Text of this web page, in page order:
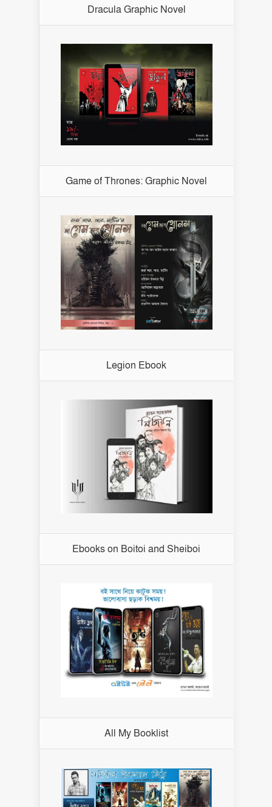
Dracula Graphic Novel
Game of Thrones: Graphic Novel
Legion Ebook
Ebooks on Boitoi and Sheiboi
All My Booklist